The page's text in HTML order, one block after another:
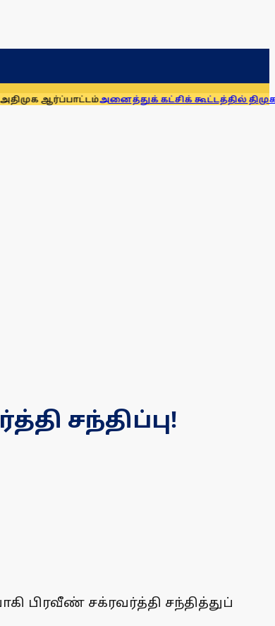
அனைத்துக் கட்சிக் கூட்டத்தில் திமுக, அதிமுக
சந்திப்பு!
பிரவீண் சக்ரவர்த்தி சந்தித்துப்